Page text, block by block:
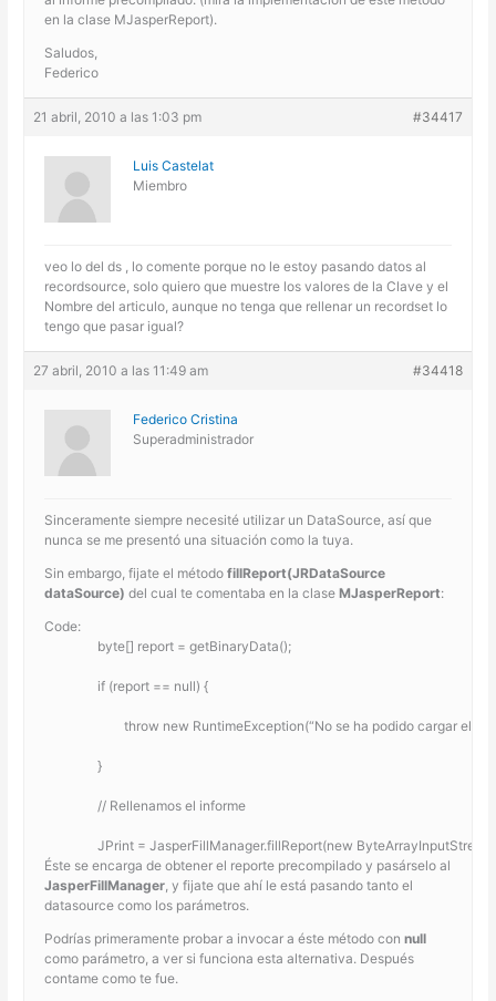
en la clase MJasperReport).
Saludos,
Federico
21 abril, 2010 a las 1:03 pm #34417
Luis Castelat
Miembro
veo lo del ds , lo comente porque no le estoy pasando datos al
recordsource, solo quiero que muestre los valores de la Clave y el
Nombre del articulo, aunque no tenga que rellenar un recordset lo
tengo que pasar igual?
27 abril, 2010 a las 11:49 am #34418
Federico Cristina
Superadministrador
Sinceramente siempre necesité utilizar un DataSource, así que
nunca se me presentó una situación como la tuya.
Sin embargo, fijate el métodofillReport(JRDataSource
dataSource) del cual te comentaba en la claseMJasperReport:
Code:
        	byte[] report = getBinaryData();
        	if (report == null)	{
throw new RuntimeException(“No se ha podido cargar el
        	}
        	// Rellenamos el informe
JPrint = JasperFillManager.fillReport(new
Éste se encarga de obtener el reporte precompilado y pasárselo al
JasperFillManager , y fijate que ahí le está pasando tanto el
datasource como los parámetros.
Podrías primeramente probar a invocar a éste método connull
como parámetro, a ver si funciona esta alternativa. Después
contame como te fue.